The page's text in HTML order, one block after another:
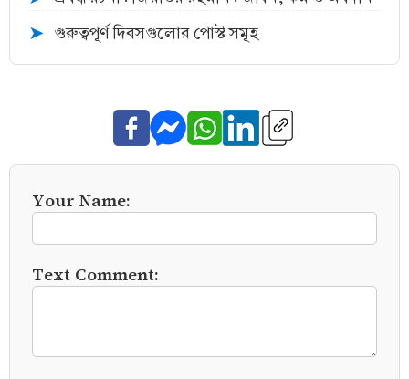
➤ গুরুত্বপূর্ণ দিবসগুলোর পোস্ট সমূহ
Your Name:
Text Comment: